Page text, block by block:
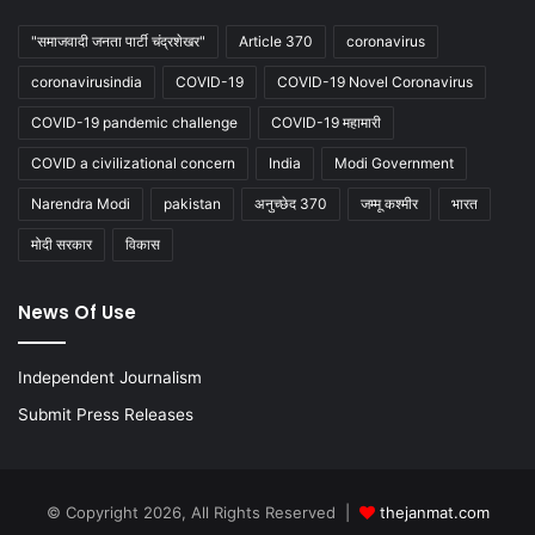
"समाजवादी जनता पार्टी चंद्रशेखर" Article 370 coronavirus
coronavirusindia COVID-19 COVID-19 Novel Coronavirus
COVID-19 pandemic challenge COVID-19 महामारी
COVID a civilizational concern India Modi Government
Narendra Modi pakistan अनुच्छेद 370 जम्मू कश्मीर भारत
मोदी सरकार विकास
News Of Use
Independent Journalism
Submit Press Releases
© Copyright 2026, All Rights Reserved | thejanmat.com